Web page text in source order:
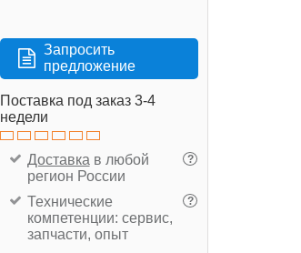
Запросить
предложение
Поставка под заказ 3-4
недели
?
Доставка в любой
регион России
?
Технические
компетенции: сервис,
запчасти, опыт